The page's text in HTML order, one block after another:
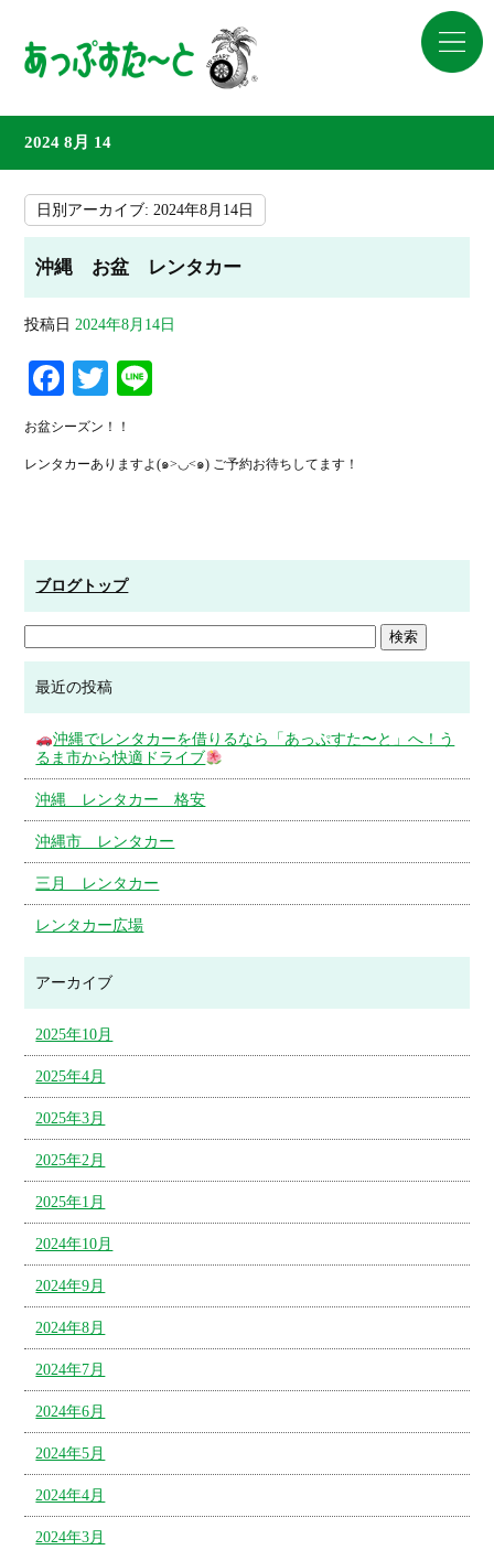
2024 8月 14
日別アーカイブ:2024年8月14日
沖縄 お盆 レンタカー
投稿日 2024年8月14日
Fa
ce
bo
ok
T
wi
tte
r
お盆シーズン！！
レンタカーありますよ(๑>◡<๑) ご予約お待ちしてます！
ブログトップ
最近の投稿
沖縄でレンタカーを借りるなら「あっぷすた〜と」へ！う
るま市から快適ドライブ
沖縄 レンタカー 格安
沖縄市 レンタカー
三月 レンタカー
レンタカー広場
アーカイブ
2025年10月
2025年4月
2025年3月
2025年2月
2025年1月
2024年10月
2024年9月
2024年8月
2024年7月
2024年6月
2024年5月
2024年4月
2024年3月